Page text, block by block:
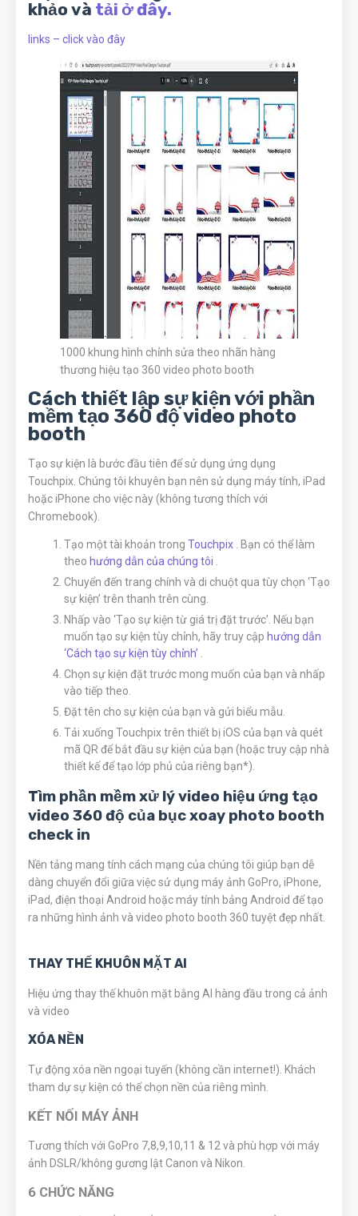
khảo và tải ở đây.
links – click vào đây
1000 khung hình chỉnh sửa theo nhãn hàng
thương hiệu tạo 360 video photo booth
Cách thiết lập sự kiện với phần
mềm tạo 360 độ video photo
booth
Tạo sự kiện là bước đầu tiên để sử dụng ứng dụng
Touchpix. Chúng tôi khuyên bạn nên sử dụng máy tính, iPad
hoặc iPhone cho việc này (không tương thích với
Chromebook).
Tạo một tài khoản trong Touchpix . Bạn có thể làm
theo hướng dẫn của chúng tôi
Chuyển đến trang chính và di chuột qua tùy chọn ‘Tạo
sự kiện’ trên thanh trên cùng.
Nhấp vào ‘Tạo sự kiện từ giá trị đặt trước’. Nếu bạn
muốn tạo sự kiện tùy chỉnh, hãy truy cập hướng dẫn
‘Cách tạo sự kiện tùy chỉnh’
Chọn sự kiện đặt trước mong muốn của bạn và nhấp
vào tiếp theo.
Đặt tên cho sự kiện của bạn và gửi biểu mẫu.
Tải xuống Touchpix trên thiết bị iOS của bạn và quét
mã QR để bắt đầu sự kiện của bạn (hoặc truy cập nhà
thiết kế để tạo lớp phủ của riêng bạn*).
Tìm phần mềm xử lý video hiệu ứng tạo
video 360 độ của bục xoay photo booth
check in
Nền tảng mang tính cách mạng của chúng tôi giúp bạn dễ
dàng chuyển đổi giữa việc sử dụng máy ảnh GoPro, iPhone,
iPad, điện thoại Android hoặc máy tính bảng Android để tạo
ra những hình ảnh và video photo booth 360 tuyệt đẹp nhất.
THAY THẾ KHUÔN MẶT AI
Hiệu ứng thay thế khuôn mặt bằng AI hàng đầu trong cả ảnh
và video
XÓA NỀN
Tự động xóa nền ngoại tuyến (không cần internet!). Khách
tham dự sự kiện có thể chọn nền của riêng mình.
KẾT NỐI MÁY ẢNH
Tương thích với GoPro 7,8,9,10,11 & 12 và phù hợp với máy
ảnh DSLR/không gương lật Canon và Nikon.
6 CHỨC NĂNG